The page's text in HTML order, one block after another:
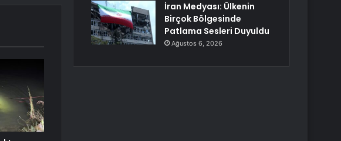
İran Medyası: Ülkenin
Birçok Bölgesinde
Patlama Sesleri Duyuldu
Ağustos 6, 2026